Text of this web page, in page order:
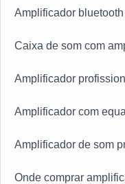
Amplificador bluetooth
Caixa de som com
Amplificador
Amplificador com
Amplificador de som
Onde comprar